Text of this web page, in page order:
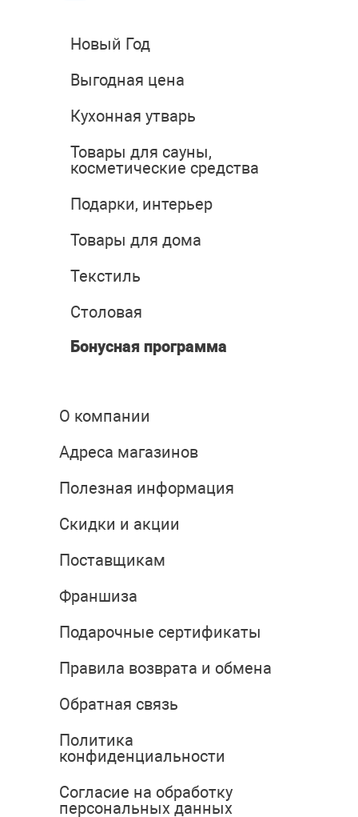
Новый Год
Выгодная цена
Кухонная утварь
Товары для сауны,
косметические средства
Подарки, интерьер
Товары для дома
Текстиль
Столовая
Бонусная программа
О компании
Адреса магазинов
Полезная информация
Скидки и акции
Поставщикам
Франшиза
Подарочные сертификаты
Правила возврата и обмена
Обратная связь
Политика
конфиденциальности
Согласие на обработку
персональных данных